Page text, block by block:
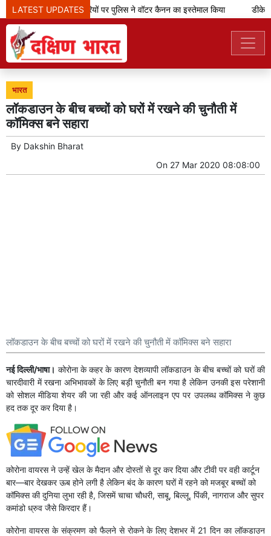
LATEST UPDATES
झारखंड: प्रदर्शनकारियों पर पुलिस ने वॉटर कैनन का इस्तेमाल किया डीके
भारत
लॉकडाउन के बीच बच्चों को घरों में रखने की चुनौती में
कॉमिक्स बने सहारा
By Dakshin Bharat
On 27 Mar 2020 08:08:00
लॉकडाउन के बीच बच्चों को घरों में रखने की चुनौती में कॉमिक्स बने सहारा
नई दिल्ली/भाषा। कोरोना के कहर के कारण देशव्यापी लॉकडाउन के बीच बच्चों को घरों की
चारदीवारी में रखना अभिभावकों के लिए बड़ी चुनौती बन गया है लेकिन उनकी इस परेशानी
को सोशल मीडिया शेयर की जा रही और कई ऑनलाइन एप पर उपलब्ध कॉमिक्स ने कुछ
हद तक दूर कर दिया है।
कोरोना वायरस ने उन्हें खेल के मैदान और दोस्तों से दूर कर दिया और टीवी पर वही कार्टून
बार—बार देखकर ऊब होने लगी है लेकिन बंद के कारण घरों में रहने को मजबूर बच्चों को
कॉमिक्स की दुनिया लुभा रही है, जिसमें चाचा चौधरी, साबू, बिल्लू, पिंकी, नागराज और सुपर
कमांडो ध्रुव जैसे किरदार हैं।
कोरोना वायरस के संक्रमण को फैलने से रोकने के लिए देशभर में 21 दिन का लॉकडाउन